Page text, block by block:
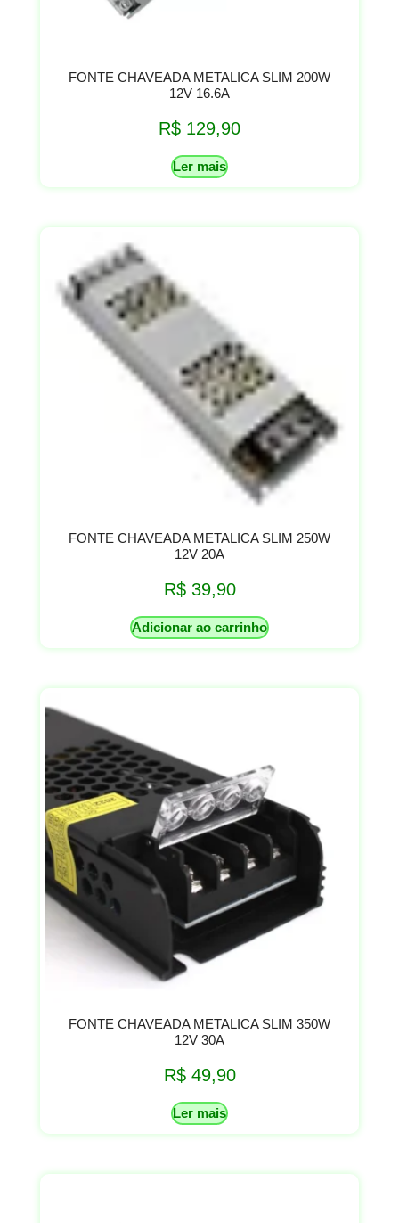
FONTE CHAVEADA METALICA SLIM 200W
12V 16.6A
R$ 129,90
Ler mais
FONTE CHAVEADA METALICA SLIM 250W
12V 20A
R$39,90
Adicionar ao carrinho
FONTE CHAVEADA METALICA SLIM 350W
12V 30A
R$49,90
Ler mais